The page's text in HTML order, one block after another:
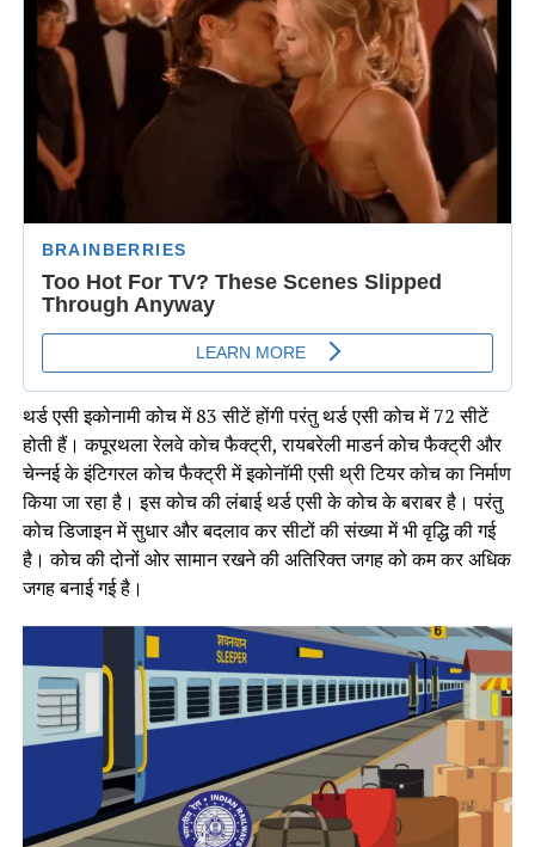
थर्ड एसी इकोनामी कोच में 83 सीटें होंगी परंतु थर्ड एसी कोच में 72 सीटें
होती हैं। कपूरथला रेलवे कोच फैक्ट्री, रायबरेली माडर्न कोच फैक्ट्री और
चेन्नई के इंटिगरल कोच फैक्ट्री में इकोनॉमी एसी थ्री टियर कोच का निर्माण
किया जा रहा है। इस कोच की लंबाई थर्ड एसी के कोच के बराबर है। परंतु
कोच डिजाइन में सुधार और बदलाव कर सीटों की संख्या में भी वृद्धि की गई
है। कोच की दोनों ओर सामान रखने की अतिरिक्त जगह को कम कर अधिक
जगह बनाई गई है।